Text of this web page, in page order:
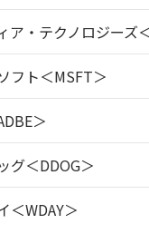
ア・テクノロジーズ
フト＜MSFT＞
＞
グ＜DDOG＞
＜WDAY＞